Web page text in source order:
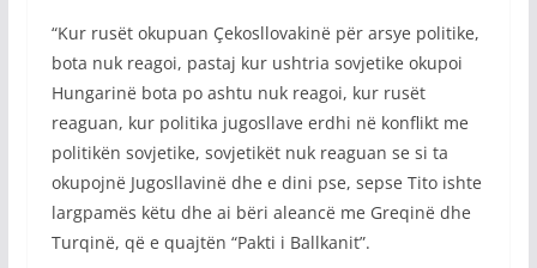
“Kur rusët okupuan Çekosllovakinë për arsye politike,
bota nuk reagoi, pastaj kur ushtria sovjetike okupoi
Hungarinë bota po ashtu nuk reagoi, kur rusët
reaguan, kur politika jugosllave erdhi në konflikt me
politikën sovjetike, sovjetikët nuk reaguan se si ta
okupojnë Jugosllavinë dhe e dini pse, sepse Tito ishte
largpamës këtu dhe ai bëri aleancë me Greqinë dhe
Turqinë, që e quajtën “Pakti i Ballkanit”.